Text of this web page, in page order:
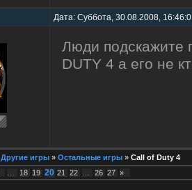
Дата: Суббота, 30.08.2008,
Люди подскажите
DUTY 4 а его не
Другие игры » Остальные игры » Call of Duty 4
18 19 20 21 22 26 27 »